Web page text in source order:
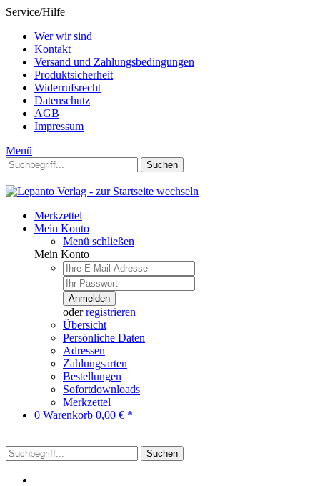
Service/Hilfe
Wer wir sind
Kontakt
Versand und Zahlungsbedingungen
Produktsicherheit
Widerrufsrecht
Datenschutz
AGB
Impressum
Menü
Suchen
Merkzettel
Mein Konto
Menü schließen
Mein Konto
Anmelden
oderregistrieren
Übersicht
Persönliche Daten
Adressen
Zahlungsarten
Bestellungen
Sofortdownloads
Merkzettel
0 Warenkorb 0,00 € *
Suchen